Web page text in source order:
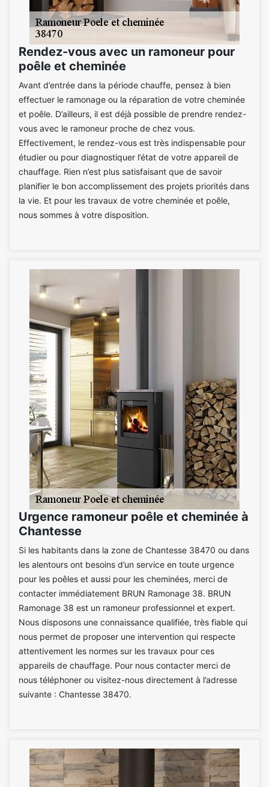
Rendez-vous avec un ramoneur pour
poêle et cheminée
Avant d’entrée dans la période chauffe, pensez à bien
effectuer le ramonage ou la réparation de votre cheminée
et poêle. D’ailleurs, il est déjà possible de prendre rendez-
vous avec le ramoneur proche de chez vous.
Effectivement, le rendez-vous est très indispensable pour
étudier ou pour diagnostiquer l’état de votre appareil de
chauffage. Rien n’est plus satisfaisant que de savoir
planifier le bon accomplissement des projets priorités dans
la vie. Et pour les travaux de votre cheminée et poêle,
nous sommes à votre disposition.
Urgence ramoneur poêle et cheminée à
Chantesse
Si les habitants dans la zone de Chantesse 38470 ou dans
les alentours ont besoins d’un service en toute urgence
pour les poêles et aussi pour les cheminées, merci de
contacter immédiatement BRUN Ramonage 38. BRUN
Ramonage 38 est un ramoneur professionnel et expert.
Nous disposons une connaissance qualifiée, très fiable qui
nous permet de proposer une intervention qui respecte
attentivement les normes sur les travaux pour ces
appareils de chauffage. Pour nous contacter merci de
nous téléphoner ou visitez-nous directement à l’adresse
suivante : Chantesse 38470.